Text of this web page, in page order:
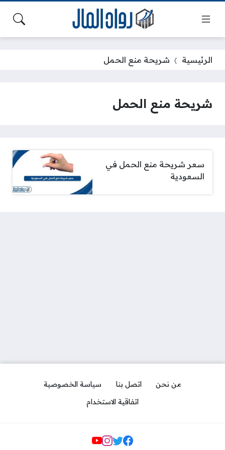
الرئيسية شريحة منع الحمل
شريحة منع الحمل
سعر شريحة منع الحمل في
السعودية
من نحن اتصل بنا
سياسة الخصوصية
اتفاقية الاستخدام
مواقع التواصل